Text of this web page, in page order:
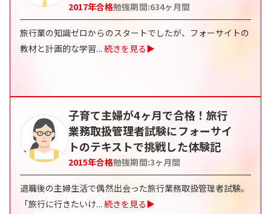
2017年合格勉強期間:634ヶ月間
旅行業の知識ゼロからのスタートでしたが、フォーサイトの
教材と計画的な学習... 続きを見る▶
子育て主婦が4ヶ月で合格！旅行
業務取扱管理者試験にフォーサイ
トのテキストで挑戦した体験記
2015年合格勉強期間:3ヶ月間
退職後の主婦生活で偶然出会った旅行業務取扱管理者試験。
「旅行に行きたいけ... 続きを見る▶